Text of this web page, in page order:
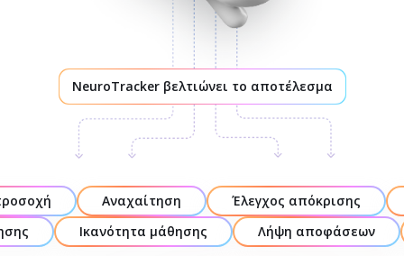
NeuroTracker βελτιώνει το αποτέλεσμα
Αναχαίτηση
Έλεγχος απόκρισης
Ικανότητα μάθησης Λήψη αποφάσεων